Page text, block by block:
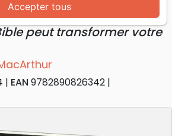
Livre
peut transformer votre
EAN 9782890826342
Accepter tous